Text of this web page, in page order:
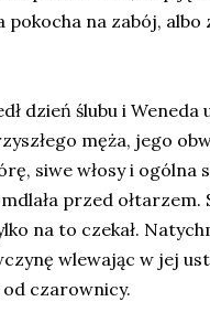
pokocha na zabój, albo
dzień ślubu i Weneda
męża, jego
siwe włosy i ogólna
przed ołtarzem.
na to czekał.
wlewając w jej
czarownicy.